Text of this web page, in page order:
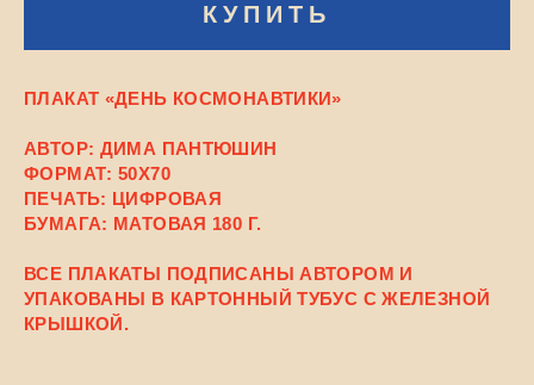
КУПИТЬ
ПЛАКАТ «ДЕНЬ КОСМОНАВТИКИ»
АВТОР: ДИМА ПАНТЮШИН
ФОРМАТ: 50X70
ПЕЧАТЬ: ЦИФРОВАЯ
БУМАГА: МАТОВАЯ 180 Г.
ВСЕ ПЛАКАТЫ ПОДПИСАНЫ АВТОРОМ И
УПАКОВАНЫ В КАРТОННЫЙ ТУБУС С ЖЕЛЕЗНОЙ
КРЫШКОЙ.